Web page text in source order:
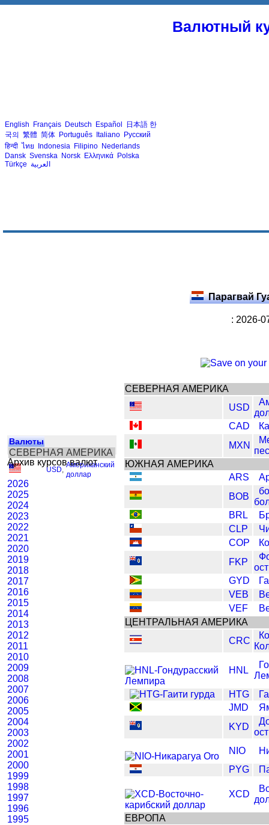
Валютный
English Français Deutsch Español 日本語 한
국의 繁體 简体 Português Italiano Русский
हिन्दी ไทย Indonesia Filipino Nederlands
Dansk Svenska Norsk Ελληνικά Polska
Türkçe العربية
Валюты
СЕВЕРНАЯ АМЕРИКА
USD
Американский
доллар
Архив курсов валют
2026
2025
2024
2023
2022
2021
2020
2019
2018
2017
2016
2015
2014
2013
2012
2011
2010
2009
2008
2007
2006
2005
2004
2003
2002
2001
2000
1999
1998
1997
1996
1995
Парагвай
: 2026-
СЕВЕРНАЯ АМЕРИКА
USD
CAD
MXN
ЮЖНАЯ АМЕРИКА
ARS
BOB
BRL
CLP
COP
FKP
GYD
VEB
VEF
ЦЕНТРАЛЬНАЯ АМЕРИКА
CRC
HNL
HTG
JMD
KYD
NIO
PYG
XCD
ЕВРОПА